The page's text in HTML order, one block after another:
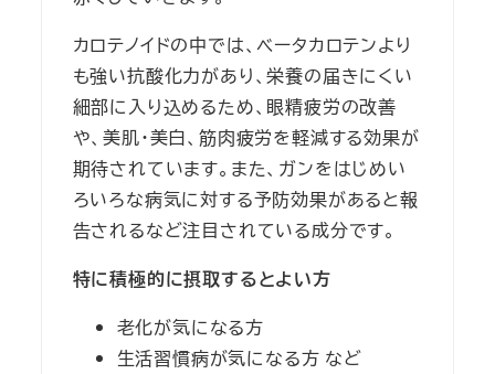
カロテノイドの中では、ベータカロテンより
も強い抗酸化力があり、栄養の届きにくい
細部に入り込めるため、眼精疲労の改善
や、美肌・美白、筋肉疲労を軽減する効果が
期待されています。また、ガンをはじめい
ろいろな病気に対する予防効果があると報
告されるなど注目されている成分です。
特に積極的に摂取するとよい方
老化が気になる方
生活習慣病が気になる方 など